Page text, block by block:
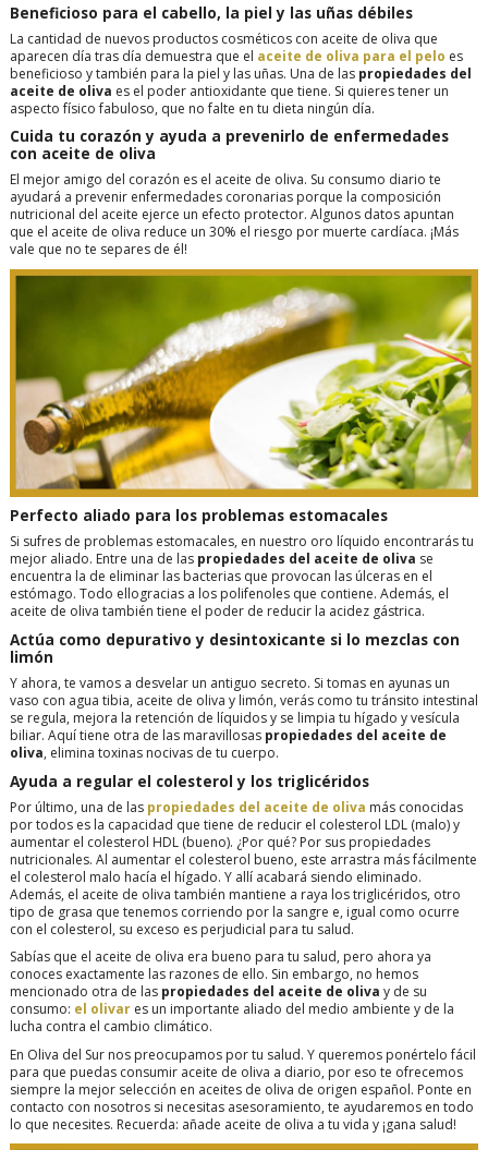
Beneficioso para el cabello, la piel y las uñas débiles
La cantidad de nuevos productos cosméticos con aceite de oliva que
aparecen día tras día demuestra que el aceite de oliva para el pelo es
beneficioso y también para la piel y las uñas. Una de las propiedades del
aceite de oliva es el poder antioxidante que tiene. Si quieres tener un
aspecto físico fabuloso, que no falte en tu dieta ningún día.
Cuida tu corazón y ayuda a prevenirlo de enfermedades
con aceite de oliva
El mejor amigo del corazón es el aceite de oliva. Su consumo diario te
ayudará a prevenir enfermedades coronarias porque la composición
nutricional del aceite ejerce un efecto protector. Algunos datos apuntan
que el aceite de oliva reduce un 30% el riesgo por muerte cardíaca. ¡Más
vale que no te separes de él!
Perfecto aliado para los problemas estomacales
Si sufres de problemas estomacales, en nuestro oro líquido encontrarás tu
mejor aliado. Entre una de las propiedades del aceite de oliva se
encuentra la de eliminar las bacterias que provocan las úlceras en el
estómago. Todo ellogracias a los polifenoles que contiene. Además, el
aceite de oliva también tiene el poder de reducir la acidez gástrica.
Actúa como depurativo y desintoxicante si lo mezclas con
limón
Y ahora, te vamos a desvelar un antiguo secreto. Si tomas en ayunas un
vaso con agua tibia, aceite de oliva y limón, verás como tu tránsito intestinal
se regula, mejora la retención de líquidos y se limpia tu hígado y vesícula
biliar. Aquí tiene otra de las maravillosas propiedades del aceite de
oliva, elimina toxinas nocivas de tu cuerpo.
Ayuda a regular el colesterol y los triglicéridos
Por último, una de las propiedades del aceite de oliva más conocidas
por todos es la capacidad que tiene de reducir el colesterol LDL (malo) y
aumentar el colesterol HDL (bueno). ¿Por qué? Por sus propiedades
nutricionales. Al aumentar el colesterol bueno, este arrastra más fácilmente
el colesterol malo hacía el hígado. Y allí acabará siendo eliminado.
Además, el aceite de oliva también mantiene a raya los triglicéridos, otro
tipo de grasa que tenemos corriendo por la sangre e, igual como ocurre
con el colesterol, su exceso es perjudicial para tu salud.
Sabías que el aceite de oliva era bueno para tu salud, pero ahora ya
conoces exactamente las razones de ello. Sin embargo, no hemos
mencionado otra de las propiedades del aceite de oliva y de su
consumo: el olivar es un importante aliado del medio ambiente y de la
lucha contra el cambio climático.
En Oliva del Sur nos preocupamos por tu salud. Y queremos ponértelo fácil
para que puedas consumir aceite de oliva a diario, por eso te ofrecemos
siempre la mejor selección en aceites de oliva de origen español. Ponte en
contacto con nosotros si necesitas asesoramiento, te ayudaremos en todo
lo que necesites. Recuerda: añade aceite de oliva a tu vida y ¡gana salud!